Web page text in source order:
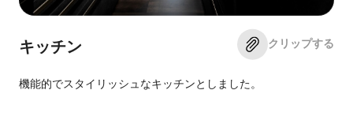
キッチン
機能的でスタイリッシュなキッチンとしました。
クリップする